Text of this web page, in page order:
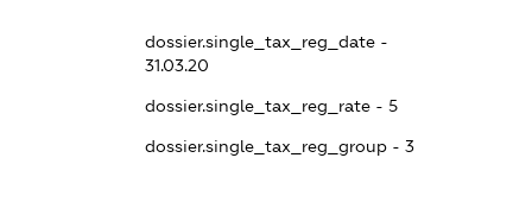
dossier.single_tax_reg_date -
31.03.20
dossier.single_tax_reg_rate - 5
dossier.single_tax_reg_group - 3